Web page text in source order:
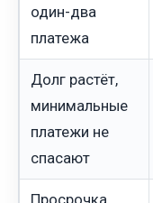
один-два
платежа
Долг растёт,
минимальные
платежи не
спасают